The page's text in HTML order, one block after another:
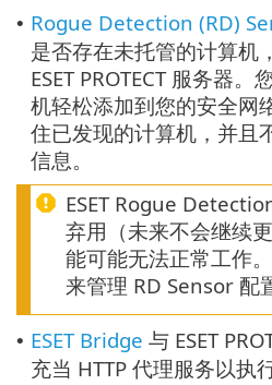
• Rogue Detection (RD)
是否存在未托管的计算机
ESET PROTECT 服务器
机轻松添加到您的安全网
住已发现的计算机，并且
信息。
ESET Rogue
弃用（未来不会继续
能可能无法正常工作
来管理 RD Sensor 配
• ESET Bridge 与 ESET
充当 HTTP 代理服务以执